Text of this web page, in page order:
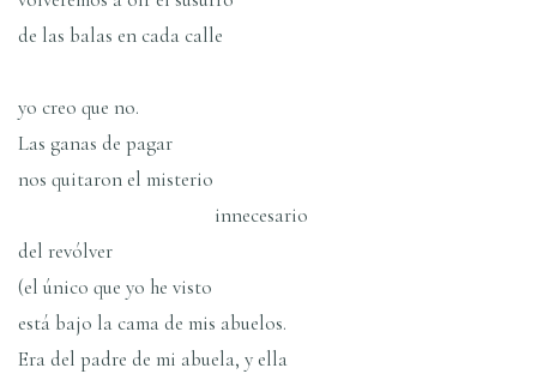
de las balas en cada calle
yo creo que no.
Las ganas de pagar
nos quitaron el misterio
innecesario
del revólver
(el único que yo he visto
está bajo la cama de mis abuelos.
Era del padre de mi abuela, y ella